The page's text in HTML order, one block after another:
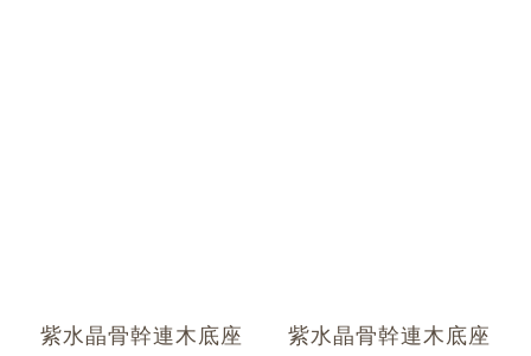
紫水晶骨幹連木底座 紫水晶骨幹連木底座